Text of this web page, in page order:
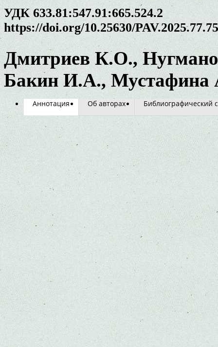
УДК 633.81:547.91:665.524.2
https://doi.org/10.25630/
Дмитриев К.О.,
Бакин И.А., Мустафина
Аннотация Об авторах Библиографический